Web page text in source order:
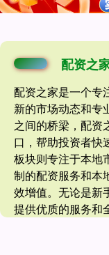
配资之
配资之家是一个专
新的市场动态和专
之间的桥梁，配资
口，帮助投资者快
板块则专注于本地
制的配资服务和本
效增值。无论是新
提供优质的服务和